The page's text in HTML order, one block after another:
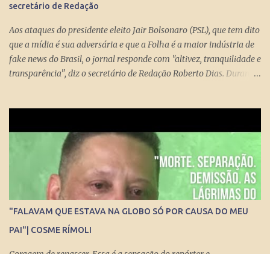
forma competente. Na essência, podou privilégios. Essas virtudes
Ela só s...
secretário de Redação
Aos ataques do presidente eleito Jair Bolsonaro (PSL), que tem dito
que a mídia é sua adversária e que a Folha é a maior indústria de
fake news do Brasil, o jornal responde com "altivez, tranquilidade e
transparência", diz o secretário de Redação Roberto Dias. Durante
essa democracia funcione bem.
"FALAVAM QUE ESTAVA NA GLOBO SÓ POR CAUSA DO MEU
PAI"| COSME RÍMOLI